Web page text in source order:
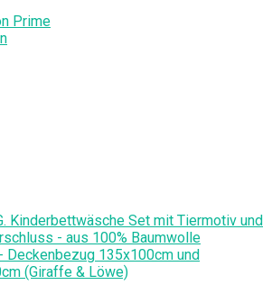
Kinderbettwäsche Set mit Tiermotiv und
- aus 100% Baumwolle
Deckenbezug 135x100cm und
(Giraffe & Löwe)